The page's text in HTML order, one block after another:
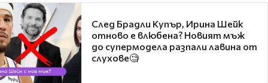
След Брадли Купър, Ирина Шейк
отново е влюбена? Новият мъж
до супермодела разпали лавина от
слухове🧐